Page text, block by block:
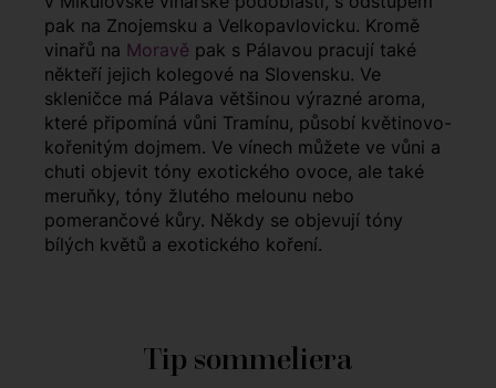
pak na Znojemsku a Velkopavlovicku. Kromě
vinařů na Moravě pak s Pálavou pracují také
někteří jejich kolegové na Slovensku. Ve
skleničce má Pálava většinou výrazné aroma,
které připomíná vůni Tramínu, působí květinovo-
kořenitým dojmem. Ve vínech můžete ve vůni a
chuti objevit tóny exotického ovoce, ale také
meruňky, tóny žlutého melounu nebo
pomerančové kůry. Někdy se objevují tóny
bílých květů a exotického koření.
Tip sommeliera